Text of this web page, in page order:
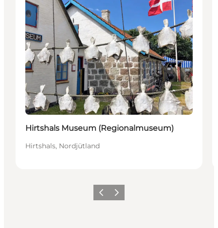
Hirtshals Museum (Regionalmuseum)
Hirtshals, Nordjütland
ZurückWeiter